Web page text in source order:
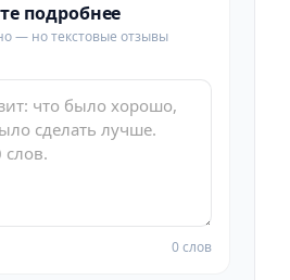
подробнее
— но текстовые отзывы
0 слов